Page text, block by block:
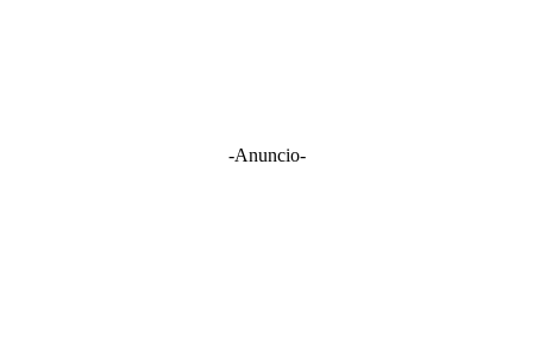
-Anuncio-